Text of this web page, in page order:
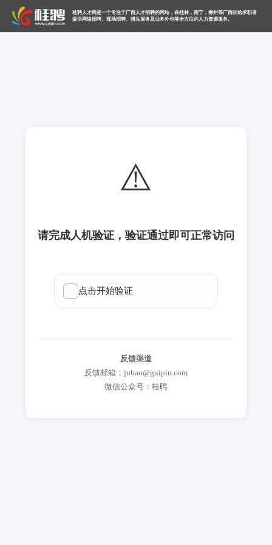
桂聘人才网是一个专注于广西人才招聘的网站，在桂林，南宁，柳州等广西区给求职者
提供网络招聘、现场招聘、猎头服务及业务外包等全方位的人力资源服务。
⚠️
请完成人机验证，验证通过即可正常访问
反馈渠道
反馈邮箱：jubao@guipin.com
微信公众号：桂聘